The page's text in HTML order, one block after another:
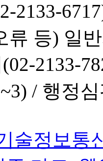
2133-
류 등) 일
2133-
/ 행정심